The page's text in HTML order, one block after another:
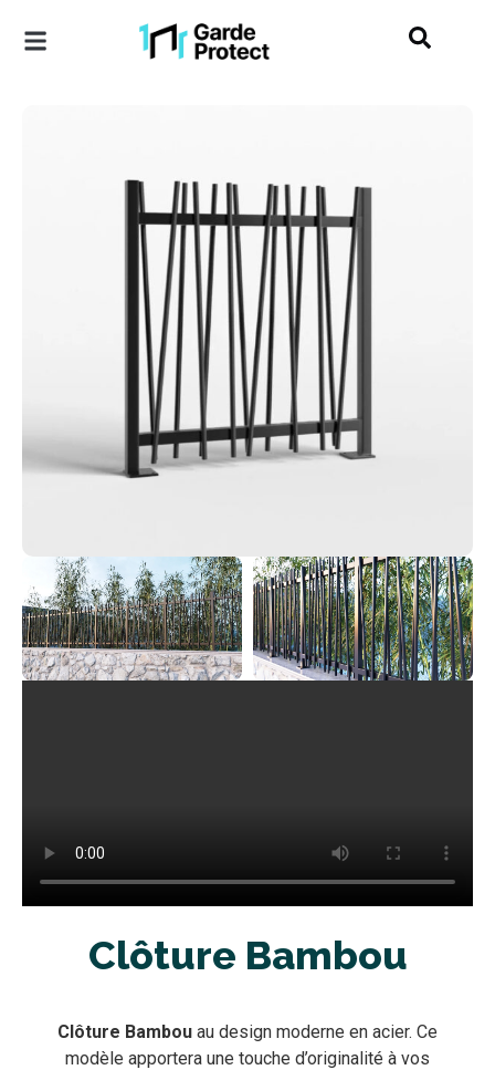
Clôture Bambou
Clôture Bambou au design moderne en acier. Ce
modèle apportera une touche d’originalité à vos